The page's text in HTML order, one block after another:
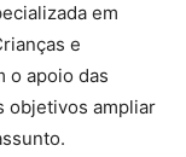
em
e
o apoio das
objetivos ampliar